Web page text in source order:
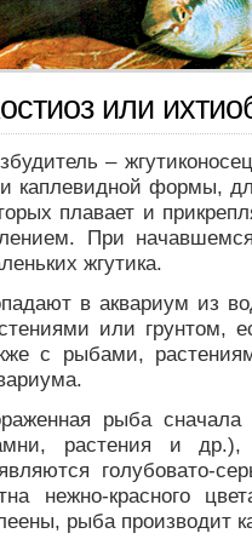
или
–
каплевидной формы,
плавает и
При
жгутика.
в аквариум из
или грунтом,
с рыбами,
рыба сначала
растения и др.),
голубовато-
нежно-красного
рыба производит